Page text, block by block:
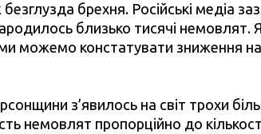
брехня. Російські медіа
близько тисячі немовлят.
можемо констатувати зниження
з’явилось на світ трохи
немовлят пропорційно до